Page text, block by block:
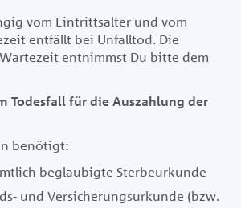
vom Eintrittsalter und vom
entfällt bei Unfalltod. Die
entnimmst Du bitte dem
Todesfall für die Auszahlung der
benötigt:
beglaubigte Sterbeurkunde
und Versicherungsurkunde (bzw.